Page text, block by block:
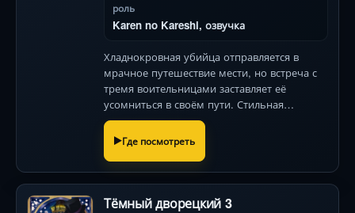
роль
Karen no Kareshi, озвучка
Хладнокровная убийца отправляется в
мрачное путешествие мести, но встреча с
тремя воительницами заставляет её
усомниться в своём пути. Стильная
анимация боевых сцен и контраст тьмы со
вспышками ярости!
Где посмотреть
Тёмный дворецкий 3